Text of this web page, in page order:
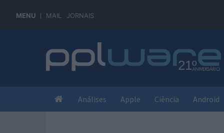
MENU MAIL JORNAIS
Análises Apple Ciência Android